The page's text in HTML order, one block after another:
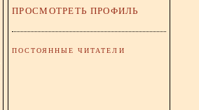
ПРОСМОТРЕТЬ ПРОФИЛЬ
ПОСТОЯННЫЕ ЧИТАТЕЛИ